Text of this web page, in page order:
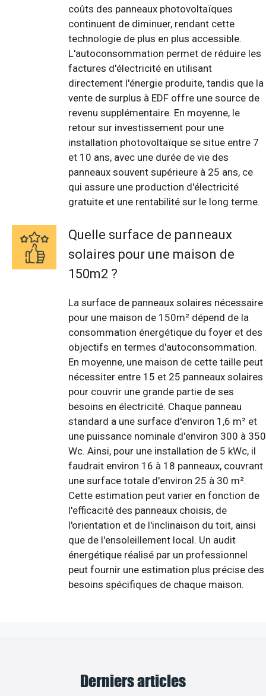
coûts des panneaux photovoltaïques
continuent de diminuer, rendant cette
technologie de plus en plus accessible.
L'autoconsommation permet de réduire les
factures d'électricité en utilisant
directement l'énergie produite, tandis que la
vente de surplus à EDF offre une source de
revenu supplémentaire. En moyenne, le
retour sur investissement pour une
installation photovoltaïque se situe entre 7
et 10 ans, avec une durée de vie des
panneaux souvent supérieure à 25 ans, ce
qui assure une production d'électricité
gratuite et une rentabilité sur le long terme.
Quelle surface de panneaux
solaires pour une maison de
150m2 ?
La surface de panneaux solaires nécessaire
pour une maison de 150m² dépend de la
consommation énergétique du foyer et des
objectifs en termes d'autoconsommation.
En moyenne, une maison de cette taille peut
nécessiter entre 15 et 25 panneaux solaires
pour couvrir une grande partie de ses
besoins en électricité. Chaque panneau
standard a une surface d'environ 1,6 m² et
une puissance nominale d'environ 300 à 350
Wc. Ainsi, pour une installation de 5 kWc, il
faudrait environ 16 à 18 panneaux, couvrant
une surface totale d'environ 25 à 30 m².
Cette estimation peut varier en fonction de
l'efficacité des panneaux choisis, de
l'orientation et de l'inclinaison du toit, ainsi
que de l'ensoleillement local. Un audit
énergétique réalisé par un professionnel
peut fournir une estimation plus précise des
besoins spécifiques de chaque maison.
Derniers articles